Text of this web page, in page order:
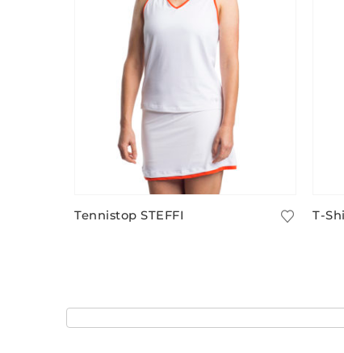
Tennistop STEFFI